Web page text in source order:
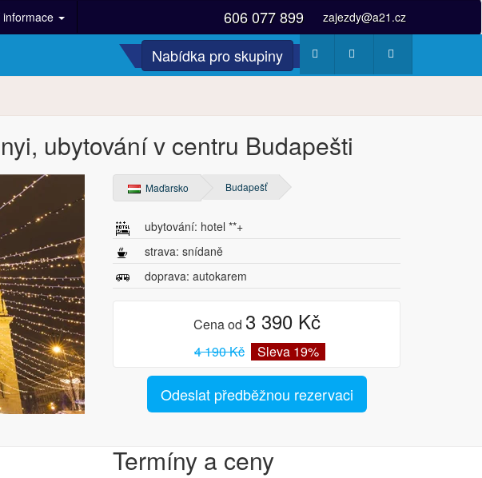
606 077 899 zajezdy@a21.cz
informace
Nabídka pro skupiny
ubytování v centru Budapešti
Maďarsko Budapešť
ubytování: hotel **+
strava: snídaně
doprava: autokarem
Cena od 3 390 Kč
4 190 Kč Sleva 19%
Odeslat předběžnou rezervaci
Termíny a ceny